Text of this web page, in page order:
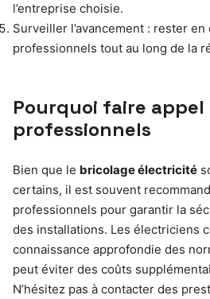
l’entreprise choisie.
Surveiller l’avancement : rester
professionnels tout au long de la
Pourquoi faire appel
professionnels
Bien que le bricolage électricité
certains, il est souvent
professionnels pour garantir la
des installations. Les électriciens
connaissance approfondie des
peut éviter des coûts
N’hésitez pas à contacter des